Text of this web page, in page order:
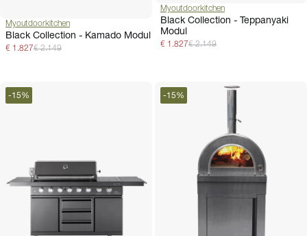
Myoutdoorkitchen
Black Collection - Kamado Modul
€ 2.149
€ 1.827
Myoutdoorkitchen
Black Collection - Teppanyaki
Modul
€ 2.149
€ 1.827
-15% -15%